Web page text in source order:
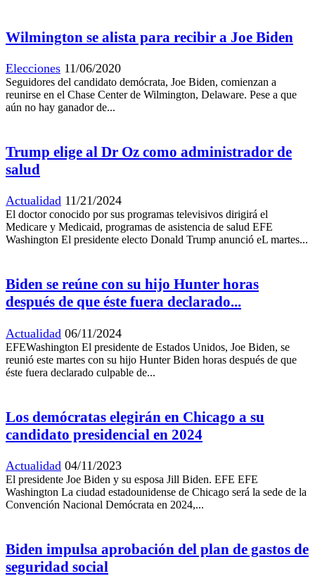
Wilmington se alista para recibir a Joe Biden
Elecciones 11/06/2020
Seguidores del candidato demócrata, Joe Biden, comienzan a
reunirse en el Chase Center de Wilmington, Delaware. Pese a que
aún no hay ganador de...
Trump elige al Dr Oz como administrador de
salud
Actualidad 11/21/2024
El doctor conocido por sus programas televisivos dirigirá el
Medicare y Medicaid, programas de asistencia de salud EFE
Washington El presidente electo Donald Trump anunció eL martes...
Biden se reúne con su hijo Hunter horas
después de que éste fuera declarado...
Actualidad 06/11/2024
EFEWashington El presidente de Estados Unidos, Joe Biden, se
reunió este martes con su hijo Hunter Biden horas después de que
éste fuera declarado culpable de...
Los demócratas elegirán en Chicago a su
candidato presidencial en 2024
Actualidad 04/11/2023
El presidente Joe Biden y su esposa Jill Biden. EFE EFE
Washington La ciudad estadounidense de Chicago será la sede de la
Convención Nacional Demócrata en 2024,...
Biden impulsa aprobación del plan de gastos de
seguridad social